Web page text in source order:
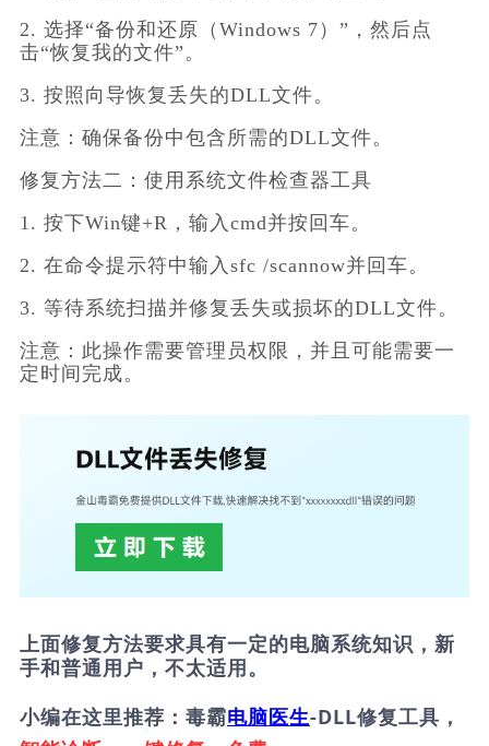
2. 选择“备份和还原（Windows 7）”，然后点
击“恢复我的文件”。
3. 按照向导恢复丢失的DLL文件。
注意：确保备份中包含所需的DLL文件。
修复方法二：使用系统文件检查器工具
1. 按下Win键+R，输入cmd并按回车。
2. 在命令提示符中输入sfc /scannow并回车。
3. 等待系统扫描并修复丢失或损坏的DLL文件。
注意：此操作需要管理员权限，并且可能需要一
定时间完成。
上面修复方法要求具有一定的电脑系统知识，新
手和普通用户，不太适用。
小编在这里推荐：毒霸电脑医生-DLL修复工具，